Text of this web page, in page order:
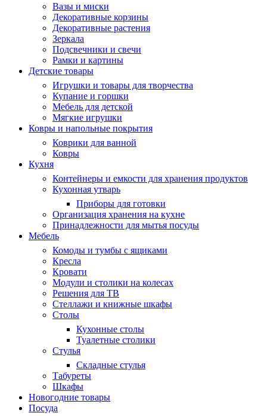
Вазы и миски
Декоративные корзины
Декоративные растения
Зеркала
Подсвечники и свечи
Рамки и картины
Детские товары
Игрушки и товары для творчества
Купание и горшки
Мебель для детской
Мягкие игрушки
Ковры и напольные покрытия
Коврики для ванной
Ковры
Кухня
Контейнеры и емкости для хранения продуктов
Кухонная утварь
Приборы для готовки
Организация хранения на кухне
Принадлежности для мытья посуды
Мебель
Комоды и тумбы с ящиками
Кресла
Кровати
Модули и столики на колесах
Решения для ТВ
Стеллажи и книжные шкафы
Столы
Кухонные столы
Туалетные столики
Стулья
Складные стулья
Табуреты
Шкафы
Новогодние товары
Посуда